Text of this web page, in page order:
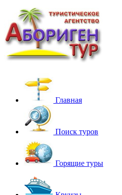
Главная
Поиск туров
Горящие туры